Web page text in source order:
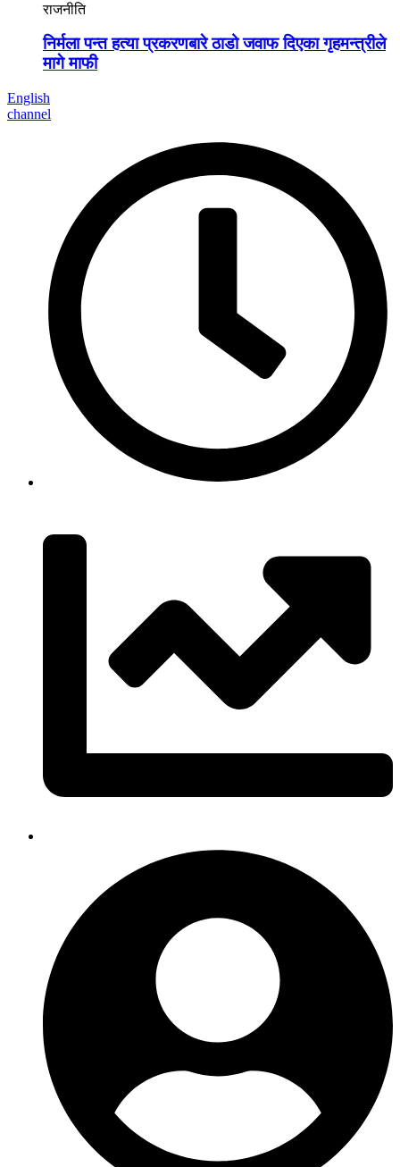
राजनीति
निर्मला पन्त हत्या प्रकरणबारे ठाडो जवाफ दिएका गृहमन्त्रीले
मागे माफी
English
channel